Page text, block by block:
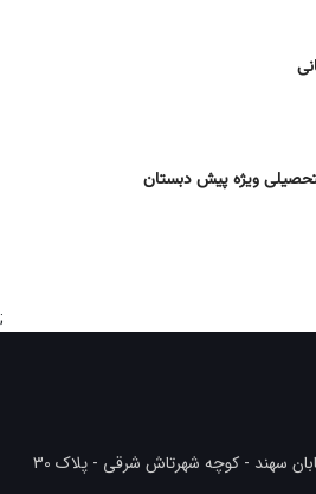
ویژه پیش دبستان
;
سهند - کوچه شهرتاش شرقی - پلاک 30